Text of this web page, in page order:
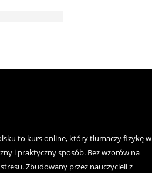
to kurs online, który tłumaczy fizykę w
i praktyczny sposób. Bez wzorów na
Zbudowany przez nauczycieli z